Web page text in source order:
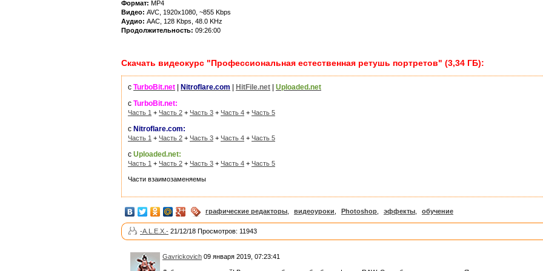
Формат: MP4
Видео: AVC, 1920x1080, ~855 Kbps
Аудио: AAC, 128 Kbps, 48.0 KHz
Продолжительность: 09:26:00
Скачать видеокурс "Профессиональная естественная ретушь портретов" (3,34 ГБ):
с TurboBit.net Nitroflare.com HitFile.net
Uploaded.net
с TurboBit.net:
Часть 1 + Часть 2 + Часть 3 + Часть 4 + Часть 5
с Nitroflare.com:
Часть 1 + Часть 2 + Часть 3 + Часть 4 + Часть 5
с Uploaded.net:
Часть 1 + Часть 2 + Часть 3 + Часть 4 + Часть 5
Части взаимозаменяемы
графические редакторы видеоуроки Photoshop эффекты обучение
-A.L.E.X.- 21/12/18 Просмотров: 11943
Gavrickovich 09 января 2019, 07:23:41